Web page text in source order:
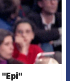
"Epi"